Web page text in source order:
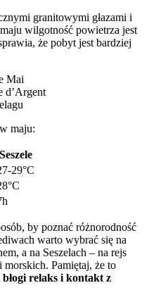
granitowymi głazami i
wilgotność powietrza jest
że pobyt jest bardziej
Mai
d’Argent
maju:
Seszele
29°C
by poznać różnorodność
warto wybrać się na
a na Seszelach – na rejs
morskich. Pamiętaj, że to
błogi relaks i kontakt z